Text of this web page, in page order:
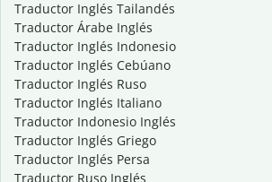
Traductor Inglés Tailandés
Traductor Árabe Inglés
Traductor Inglés Indonesio
Traductor Inglés Cebúano
Traductor Inglés Ruso
Traductor Inglés Italiano
Traductor Indonesio Inglés
Traductor Inglés Griego
Traductor Inglés Persa
Traductor Ruso Inglés